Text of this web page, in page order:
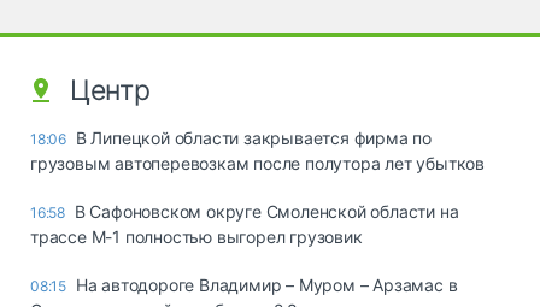
Центр
18:06 В Липецкой области закрывается фирма по
грузовым автоперевозкам после полутора лет убытков
16:58 В Сафоновском округе Смоленской области на
трассе М-1 полностью выгорел грузовик
08:15 На автодороге Владимир – Муром – Арзамас в